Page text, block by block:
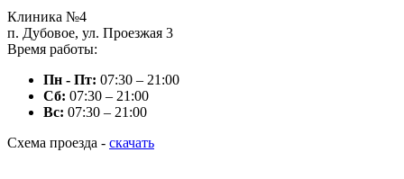
Клиника №4
п. Дубовое, ул. Проезжая 3
Время работы:
Пн - Пт: 07:30 – 21:00
Сб: 07:30 – 21:00
Вc: 07:30 – 21:00
Схема проезда - скачать